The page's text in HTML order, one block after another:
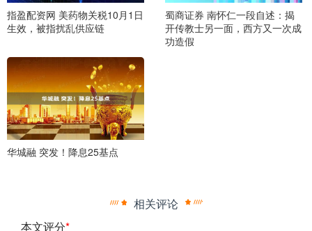
指盈配资网 美药物关税10月1日
生效，被指扰乱供应链
蜀商证券 南怀仁一段自述：揭
开传教士另一面，西方又一次成
功造假
华城融 突发！降息25基点
相关评论
本文评分*